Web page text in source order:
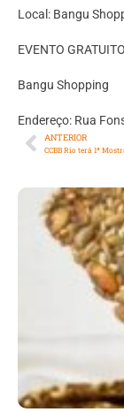
Local: Bangu
EVENTO GRATUITO
Bangu Shopping
Endereço: Rua
ANTERIOR